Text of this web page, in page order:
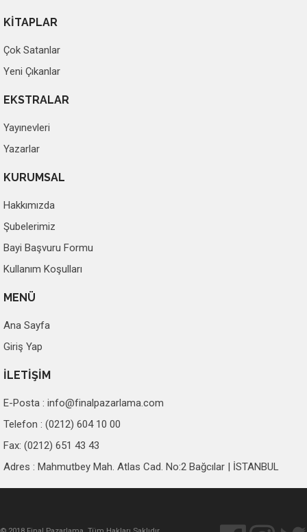
KİTAPLAR
Çok Satanlar
Yeni Çıkanlar
EKSTRALAR
Yayınevleri
Yazarlar
KURUMSAL
Hakkımızda
Şubelerimiz
Bayi Başvuru Formu
Kullanım Koşulları
MENÜ
Ana Sayfa
Giriş Yap
İLETİŞİM
E-Posta : info@finalpazarlama.com
Telefon : (0212) 604 10 00
Fax: (0212) 651 43 43
Adres : Mahmutbey Mah. Atlas Cad. No:2 Bağcılar | İSTANBUL